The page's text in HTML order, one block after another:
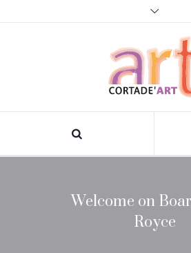
Welcome on
Royce